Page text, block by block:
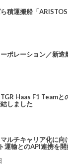
積運搬船「
ポレーション／新造
Haas F1 Teamと
しました
マルチキャリア化に
運輸とのAPI連携を開